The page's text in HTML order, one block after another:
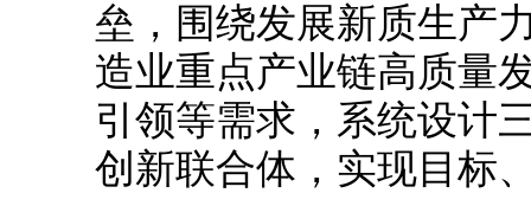
垒，围绕发展新质生产
造业重点产业链高质量
引领等需求，系统设计
创新联合体，实现目标